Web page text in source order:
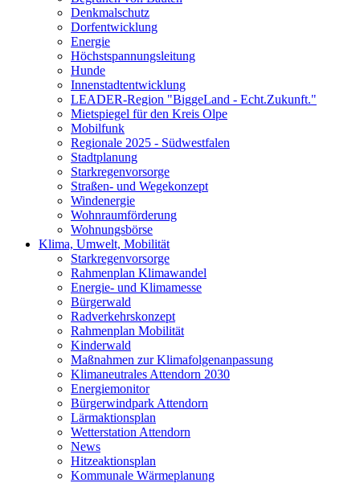
Denkmalschutz
Dorfentwicklung
Energie
Höchstspannungsleitung
Hunde
Innenstadtentwicklung
LEADER-Region "BiggeLand - Echt.Zukunft."
Mietspiegel für den Kreis Olpe
Mobilfunk
Regionale 2025 - Südwestfalen
Stadtplanung
Starkregenvorsorge
Straßen- und Wegekonzept
Windenergie
Wohnraumförderung
Wohnungsbörse
Klima, Umwelt, Mobilität
Starkregenvorsorge
Rahmenplan Klimawandel
Energie- und Klimamesse
Bürgerwald
Radverkehrskonzept
Rahmenplan Mobilität
Kinderwald
Maßnahmen zur Klimafolgenanpassung
Klimaneutrales Attendorn 2030
Energiemonitor
Bürgerwindpark Attendorn
Lärmaktionsplan
Wetterstation Attendorn
News
Hitzeaktionsplan
Kommunale Wärmeplanung